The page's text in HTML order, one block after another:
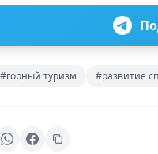
#горный туризм #развитие